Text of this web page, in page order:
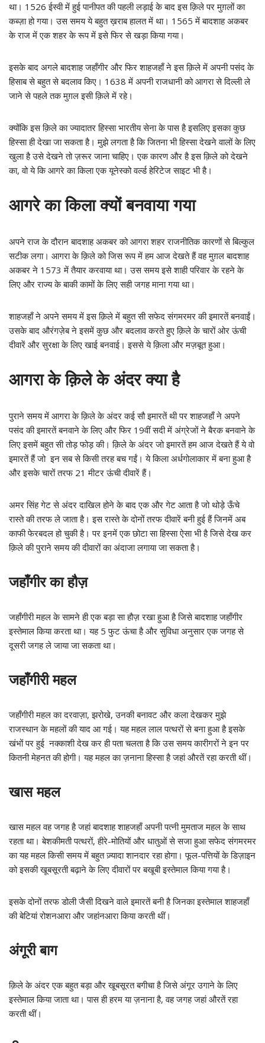
था। 1526 ईस्वी में हुई पानीपत की पहली लड़ाई के बाद इस क़िले पर मुग़लों का
कब्ज़ा हो गया। उस समय ये बहुत ख़राब हालत में था। 1565 में बादशाह अकबर
के राज में एक शहर के रूप में इसे फिर से खड़ा किया गया।
इसके बाद अगले बादशाह जहाँगीर और फिर शाहजहाँ ने इस क़िले में अपनी पसंद के
हिसाब से बहुत से बदलाव किए। 1638 में अपनी राजधानी को आगरा से दिल्ली ले
जाने से पहले तक मुग़ल इसी क़िले में रहे।
क्योंकि इस क़िले का ज्यादातर हिस्सा भारतीय सेना के पास है इसलिए इसका कुछ
हिस्सा ही देखा जा सकता है। मुझे लगता है कि जितना भी हिस्सा देखने वालों के लिए
खुला है उसे देखने तो ज़रूर जाना चाहिए। एक कारण और है इस क़िले को देखने
का, वो ये कि आगरे का किला एक यूनेस्को वर्ल्ड हेरिटेज साइट भी है।
आगरे का किला क्यों बनवाया गया
अपने राज के दौरान बादशाह अकबर को आगरा शहर राजनीतिक कारणों से बिल्कुल
सटीक लगा। आगरा के क़िले को जिस रूप में हम आज देखते हैं वह मुग़ल बादशाह
अकबर ने 1573 में तैयार करवाया था। उस समय इसे शाही परिवार के रहने के
लिए और राज्य के बाकी कामों के लिए सही जगह माना गया था।
शाहजहाँ ने अपने समय में इस क़िले में बहुत सी सफेद संगमरमर की इमारतें बनवाईं।
उसके बाद औरंगज़ेब ने इसमें कुछ और बदलाव करते हुए क़िले के चारों ओर ऊंची
दीवारें और सुरक्षा के लिए खाई बनवाई। इससे ये क़िला और मज़बूत हुआ।
आगरा के क़िले के अंदर क्या है
पुराने समय में आगरा के क़िले के अंदर कई सौ इमारतें थी पर शाहजहाँ ने अपने
पसंद की इमारतें बनवाने के लिए और फिर 19वीं सदी में अंग्रेजों ने बैरक बनवाने के
लिए इसमें बहुत सी तोड़ फोड़ की। क़िले के अंदर जो इमारतें हम आज देखते हैं ये वो
इमारतें हैं जो इन सब से किसी तरह बच गईं। ये किला अर्धगोलाकार में बना हुआ है
और इसके चारों तरफ 21 मीटर ऊंची दीवारें हैं।
अमर सिंह गेट से अंदर दाखिल होने के बाद एक और गेट आता है जो थोड़े ऊँचे
रास्ते की तरफ ले जाता है। इस रास्ते के दोनों तरफ दीवारें बनी हुई हैं जिनमें अब
काफी फेरबदल हो चुकी है। पर इनमें एक छोटा सा हिस्सा ऐसा भी है जिसे देख कर
क़िले की पुराने समय की दीवारों का अंदाजा लगाया जा सकता है।
जहाँगीर का हौज़
जहाँगीरी महल के सामने ही एक बड़ा सा हौज़ रखा हुआ है जिसे बादशाह जहाँगीर
इस्तेमाल किया करता था। यह 5 फुट ऊंचा है और सुविधा अनुसार एक जगह से
दूसरी जगह ले जाया जा सकता था।
जहाँगीरी महल
जहाँगीरी महल का दरवाज़ा, झरोखे, उनकी बनावट और कला देखकर मुझे
राजस्थान के महलों की याद आ गई। यह महल लाल पत्थरों से बना हुआ है इसके
खंभों पर हुई नक्काशी देख कर ही पता चलता है कि उस समय कारीगरों ने इन पर
कितनी मेहनत की होगी। यह महल का ज़नाना हिस्सा है जहां औरतें रहा करती थीं।
खास महल
खास महल वह जगह है जहां बादशाह शाहजहाँ अपनी पत्नी मुमताज महल के साथ
रहता था। बेशकीमती पत्थरों, हीरे-मोतियों और धातुओं से सजा हुआ सफेद संगमरमर
का यह महल किसी समय में बहुत ज़्यादा शानदार रहा होगा। फूल-पत्तियों के डिज़ाइन
को इसकी खूबसूरती बढ़ाने के लिए दीवारों पर बखूबी इस्तेमाल किया गया है।
इसके दोनों तरफ डोली जैसी दिखने वाले इमारतें बनी है जिनका इस्तेमाल शाहजहाँ
की बेटियां रोशनआरा और जहांनआरा किया करती थीं।
अंगूरी बाग
क़िले के अंदर एक बहुत बड़ा और खूबसूरत बगीचा है जिसे अंगूर उगाने के लिए
इस्तेमाल किया जाता था। पास ही हरम या ज़नाना है, वह जगह जहां औरतें रहा
करती थीं।